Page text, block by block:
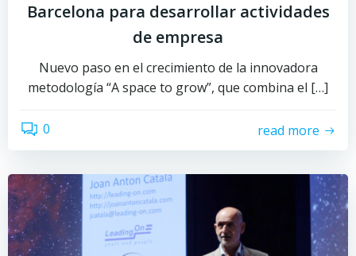
Barcelona para desarrollar actividades
de empresa
Nuevo paso en el crecimiento de la innovadora
metodología “A space to grow”, que combina el […]
0 read more